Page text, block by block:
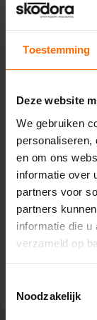
Toestemming
Deze website
We gebruiken
personaliseren,
en om ons
informatie over
partners voor
partners
informatie die u
verzameld op
Noodzakelijk
Ruurlo
De
7261
Bekijk